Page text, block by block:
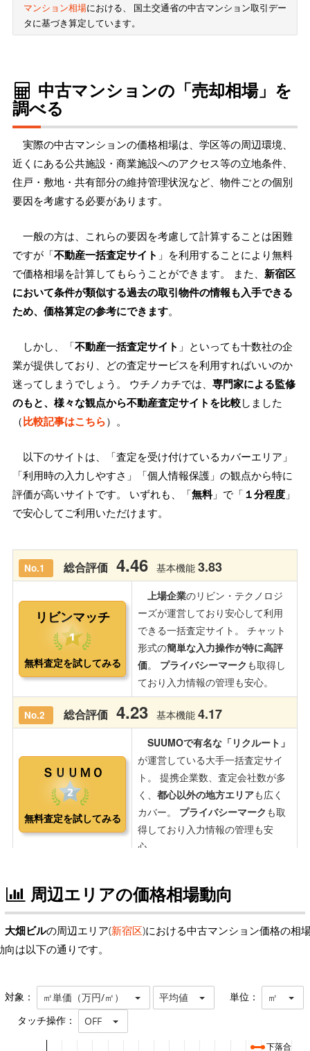
マンション相場における、 国土交通省の中古マンション取引デー
タに基づき算定しています。
中古マンションの「売却相場」を
調べる
実際の中古マンションの価格相場は、学区等の周辺環境、
近くにある公共施設・商業施設へのアクセス等の立地条件、
住戸・敷地・共有部分の維持管理状況など、物件ごとの個別
要因を考慮する必要があります。
一般の方は、これらの要因を考慮して計算することは困難
ですが「不動産一括査定サイト 」を利用することにより無料
で価格相場を計算してもらうことができます。 また、 新宿区
において条件が類似する過去の取引物件の情報も入手できる
ため、価格算定の参考にできます。
しかし、「不動産一括査定サイト 」といっても十数社の企
業が提供しており、どの査定サービスを利用すればいいのか
迷ってしまうでしょう。 ウチノカチでは、 専門家による監修
のもと、様々な観点から不動産査定サイトを比較しました
（比較記事はこちら）。
以下のサイトは、「査定を受け付けているカバーエリア」
「利用時の入力しやすさ」「個人情報保護」の観点から特に
評価が高いサイトです。 いずれも、「無料」で「 １分程度 」
で安心してご利用いただけます。
周辺エリアの価格相場動向
大畑ビルの周辺エリア(新宿区)における中古マンション価格の相
向は以下の通りです。
対象： ㎡単価（万円/㎡） 平均値 単位： ㎡
タッチ操作： OFF
下落合